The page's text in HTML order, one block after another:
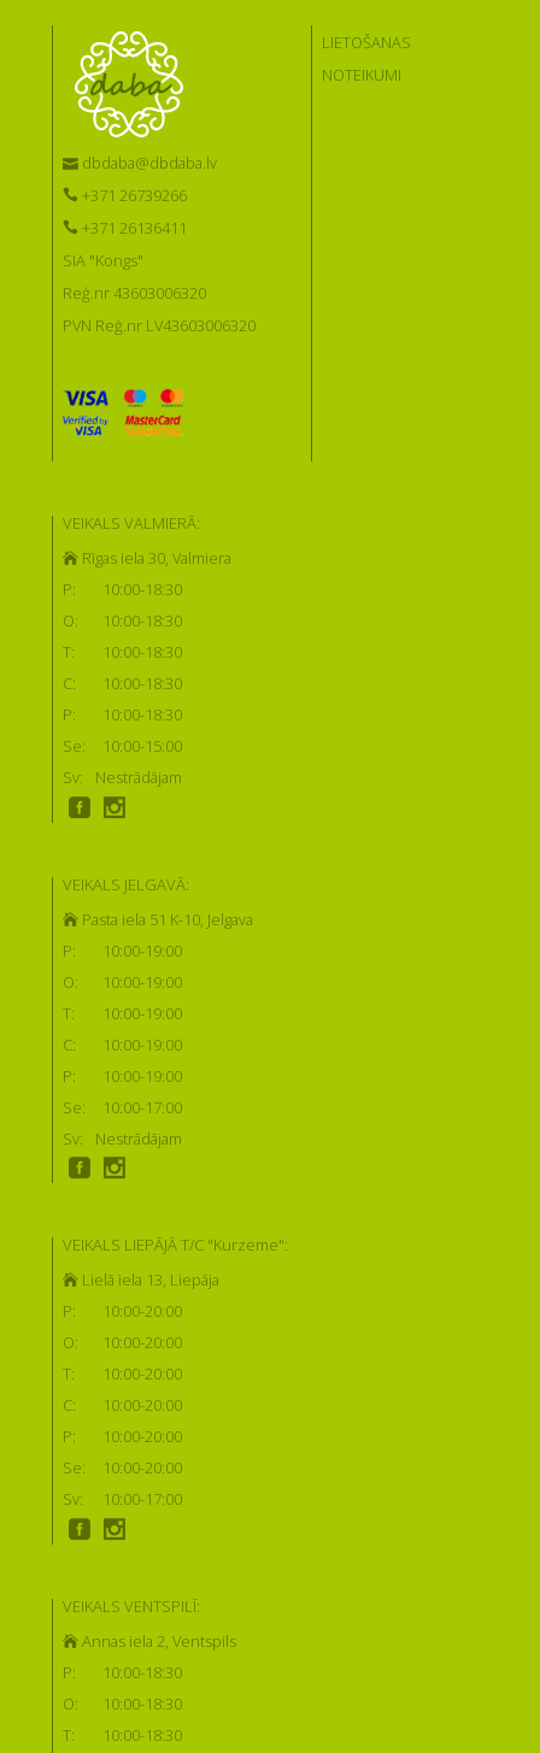
dbdaba@dbdaba.lv
+371 26739266
+371 26136411
SIA "Kongs"
Reģ.nr 43603006320
PVN Reģ.nr LV43603006320
LIETOŠANAS
NOTEIKUMI
VEIKALS VALMIERĀ:
Rīgas iela 30, Valmiera
P:
10:00-18:30
O:
10:00-18:30
T:
10:00-18:30
C:
10:00-18:30
P:
10:00-18:30
Se:
10:00-15:00
Sv:
Nestrādājam
VEIKALS JELGAVĀ:
Pasta iela 51 K-10, Jelgava
P:
10:00-19:00
O:
10:00-19:00
T:
10:00-19:00
C:
10:00-19:00
P:
10:00-19:00
Se:
10:00-17:00
Sv:
Nestrādājam
VEIKALS LIEPĀJĀ T/C "Kurzeme":
Lielā iela 13, Liepāja
P:
10:00-20:00
O:
10:00-20:00
T:
10:00-20:00
C:
10:00-20:00
P:
10:00-20:00
Se:
10:00-20:00
Sv:
10:00-17:00
VEIKALS VENTSPILĪ:
Annas iela 2, Ventspils
P:
10:00-18:30
O:
10:00-18:30
T:
10:00-18:30